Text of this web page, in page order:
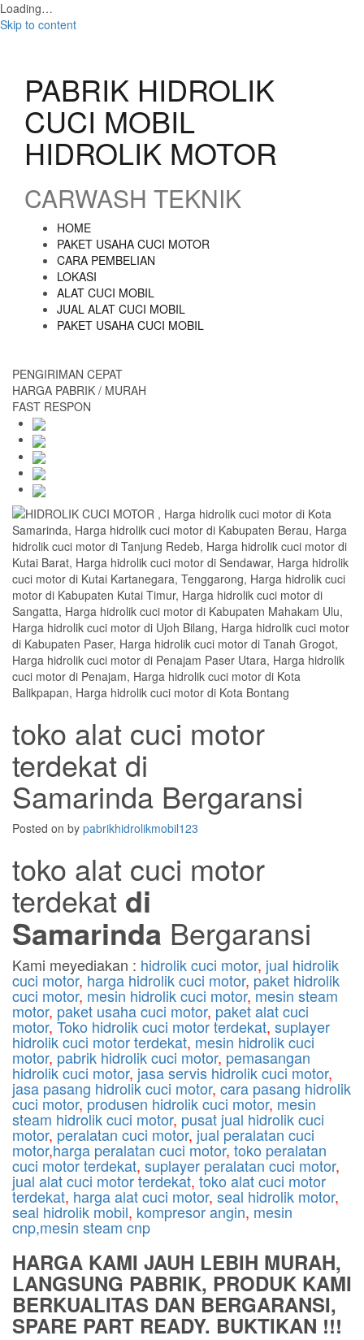
Loading…
Skip to content
PABRIK HIDROLIK
CUCI MOBIL
HIDROLIK MOTOR
CARWASH TEKNIK
HOME
PAKET USAHA CUCI MOTOR
CARA PEMBELIAN
LOKASI
ALAT CUCI MOBIL
JUAL ALAT CUCI MOBIL
PAKET USAHA CUCI MOBIL
PENGIRIMAN CEPAT
HARGA PABRIK / MURAH
FAST RESPON
toko alat cuci motor
terdekat di
Samarinda Bergaransi
Posted on by pabrikhidrolikmobil123
toko alat cuci motor
terdekat di
Samarinda Bergaransi
Kami meyediakan : hidrolik cuci motor, jual hidrolik
cuci motor, harga hidrolik cuci motor, paket hidrolik
cuci motor, mesin hidrolik cuci motor,mesin steam
motor, paket usaha cuci motor, paket alat cuci
motor, Toko hidrolik cuci motor terdekat, suplayer
hidrolik cuci motor terdekat, mesin hidrolik cuci
motor, pabrik hidrolik cuci motor, pemasangan
hidrolik cuci motor, jasa servis hidrolik cuci motor,
jasa pasang hidrolik cuci motor, cara pasang hidrolik
cuci motor,produsen hidrolik cuci motor, mesin
steam hidrolik cuci motor, pusat jual hidrolik cuci
motor, peralatan cuci motor, jual peralatan cuci
motor,harga peralatan cuci motor, toko peralatan
cuci motor terdekat, suplayer peralatan cuci motor,
jual alat cuci motor terdekat, toko alat cuci motor
terdekat, harga alat cuci motor, seal hidrolik motor,
seal hidrolik mobil, kompresor angin, mesin
cnp,mesin steam cnp
HARGA KAMI JAUH LEBIH MURAH,
LANGSUNG PABRIK, PRODUK KAMI
BERKUALITAS DAN BERGARANSI,
SPARE PART READY. BUKTIKAN !!!